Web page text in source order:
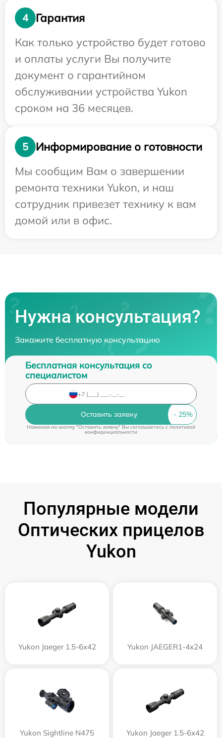
4
Гарантия
Как только устройство будет готово
и оплаты услуги Вы получите
документ о гарантийном
обслуживании устройства Yukon
сроком на 36 месяцев.
5
Информирование о готовности
Мы сообщим Вам о завершении
ремонта техники Yukon, и наш
сотрудник привезет технику к вам
домой или в офис.
Нужна консультация?
Закажите бесплатную консультацию
Бесплатная консультация со
специалистом
Оставить заявку
Нажимая на кнопку "Оставить заявку" Вы соглашаетесь cполитикой
конфиденциальности
Популярные модели
Оптических прицелов
Yukon
Yukon Jaeger 1.5-6x42 Yukon JAEGER1-4x24
Yukon Sightline N475 Yukon Jaeger 1.5-6x42